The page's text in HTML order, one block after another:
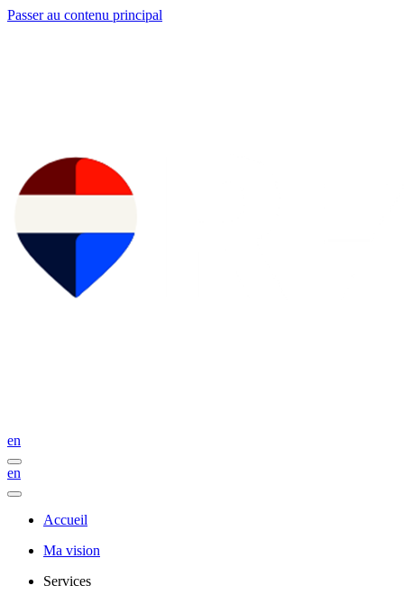
Passer au contenu principal
en
en
Accueil
Ma vision
Services